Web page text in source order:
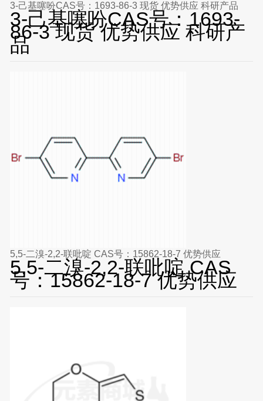
3-己基噻吩CAS号：1693-86-3 现货 优势供应 科研产品
3-己基噻吩CAS号：1693-
86-3 现货 优势供应 科研产
品
5,5-二溴-2,2-联吡啶 CAS号：15862-18-7 优势供应
5,5-二溴-2,2-联吡啶 CAS
号：15862-18-7 优势供应